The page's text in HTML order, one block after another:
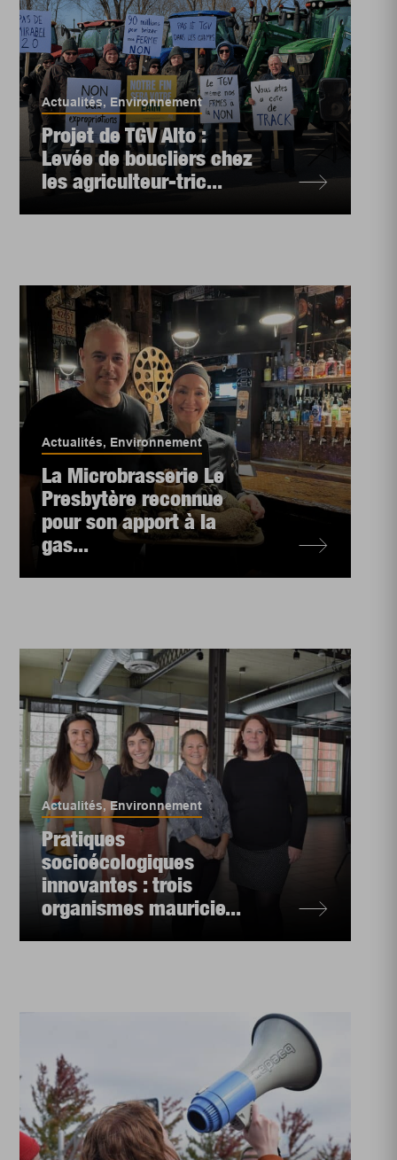
Actualités, Environnement
Projet de TGV Alto :
Levée de boucliers chez
les agriculteur-tric...
Actualités, Environnement
La Microbrasserie Le
Presbytère reconnue
pour son apport à la
gas...
Actualités,Environnement
Pratiques
socioécologiques
innovantes : trois
organismes mauricie...